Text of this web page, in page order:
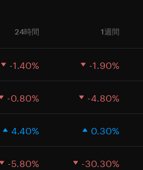
24時間 1週間
-1.40% -1.90%
-0.80% -4.80%
4.40% 0.30%
-5.80% -30.30%